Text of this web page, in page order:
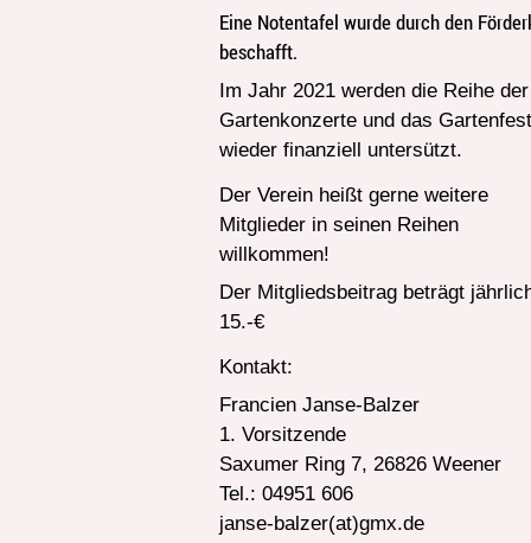
Eine Notentafel wurde durch den
beschafft.
Im Jahr 2021 werden die Reihe der
Gartenkonzerte und das Gartenfest
wieder finanziell untersützt.
Der Verein heißt gerne weitere
Mitglieder in seinen Reihen
willkommen!
Der Mitgliedsbeitrag beträgt
15.-€
Kontakt:
Francien Janse-Balzer
1. Vorsitzende
Saxumer Ring 7, 26826 Weener
Tel.: 04951 606
janse-balzer(at)gmx.de